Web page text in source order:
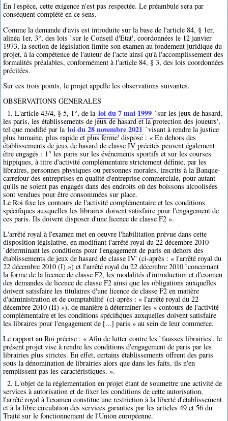
En l'espèce, cette exigence n'est pas respectée. Le préambule sera par
conséquent complété en ce sens.
Comme la demande d'avis est introduite sur la base de l'article 84, § 1er,
alinéa 1er, 3°, des lois `sur le Conseil d'Etat', coordonnées le 12 janvier
1973, la section de législation limite son examen au fondement juridique du
projet, à la compétence de l'auteur de l'acte ainsi qu'à l'accomplissement des
formalités préalables, conformément à l'article 84, § 3, des lois coordonnées
précitées.
Sur ces trois points, le projet appelle les observations suivantes.
OBSERVATIONS GENERALES
1. L'article 43/4, § 5, 1°, de la loi du 7 mai 1999 `sur les jeux de hasard,
les paris, les établissements de jeux de hasard et la protection des joueurs',
tel que modifié par la loi du 28 novembre 2021 `visant à rendre la justice
plus humaine, plus rapide et plus ferme' dispose : « En dehors des
établissements de jeux de hasard de classe IV précités peuvent également
être engagés : 1° les paris sur les événements sportifs et sur les courses
hippiques, à titre d'activité complémentaire strictement définie, par les
libraires, personnes physiques ou personnes morales, inscrits à la Banque-
carrefour des entreprises en qualité d'entreprise commerciale, pour autant
qu'ils ne soient pas engagés dans des endroits où des boissons alcoolisées
sont vendues pour être consommées sur place.
Le Roi fixe les contours de l'activité complémentaire et les conditions
spécifiques auxquelles les libraires doivent satisfaire pour l'engagement de
ces paris. Ils doivent disposer d'une licence de classe F2 ».
L'arrêté royal à l'examen met en oeuvre l'habilitation prévue dans cette
disposition législative, en modifiant l'arrêté royal du 22 décembre 2010
`déterminant les conditions pour l'engagement de paris en dehors des
établissements de jeux de hasard de classe IV' (ci-après : « l'arrêté royal du
22 décembre 2010 (I) ») et l'arrêté royal du 22 décembre 2010 `concernant
la forme de la licence de classe F2, les modalités d'introduction et d'examen
des demandes de licence de classe F2 ainsi que les obligations auxquelles
doivent satisfaire les titulaires d'une licence de classe F2 en matière
d'administration et de comptabilité' (ci-après : « l'arrêté royal du 22
décembre 2010 (II) »), de manière à déterminer les « contours de l'activité
complémentaire et les conditions spécifiques auxquelles doivent satisfaire
les libraires pour l'engagement de [...] paris » au sein de leur commerce.
Le rapport au Roi précise : « Afin de lutter contre les `fausses librairies', le
présent projet vise à rendre les conditions d'engagement de paris par les
librairies plus strictes. En effet, certains établissements offrent des paris
sous la dénomination de librairies alors que dans les faits, ils n'en
remplissent pas les caractéristiques. ».
2. L'objet de la réglementation en projet étant de soumettre une activité de
services à autorisation et de fixer les conditions de cette autorisation,
l'arrêté royal à l'examen constitue une restriction à la liberté d'établissement
et à la libre circulation des services garanties par les articles 49 et 56 du
Traité sur le fonctionnement de l'Union européenne.